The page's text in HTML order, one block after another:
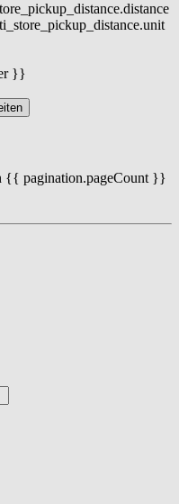
}}
{{ pagination.pageCount }}